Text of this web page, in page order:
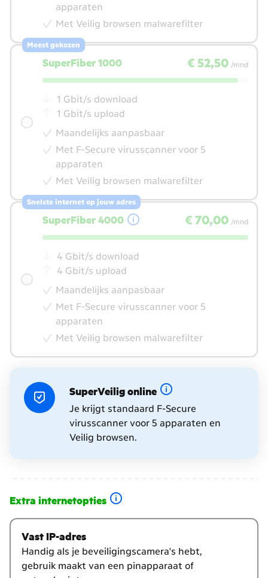
apparaten
Met Veilig browsen malwarefilter
Meest gekozen
SuperFiber 1000 € 52,50
€ 52,50
per maand /mnd
1 Gbit/s download
1 Gbit/s upload
Maandelijks aanpasbaar
Met F-Secure virusscanner voor 5
apparaten
Met Veilig browsen malwarefilter
Snelste internet op jouw adres
SuperFiber 4000 € 70,00
€ 70,00
per maand /mnd
4 Gbit/s download
4 Gbit/s upload
Maandelijks aanpasbaar
Met F-Secure virusscanner voor 5
apparaten
Met Veilig browsen malwarefilter
SuperVeilig online
Je krijgt standaard F-Secure
virusscanner voor 5 apparaten en
Veilig browsen.
Extra internetopties
extra
internetopties
Vast IP-adres
Handig als je beveiligingscamera's hebt,
gebruik maakt van een pinapparaat of